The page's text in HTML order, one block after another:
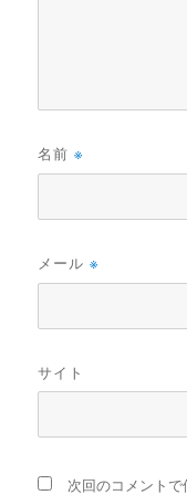
名前※
メール※
サイト
次回のコメント